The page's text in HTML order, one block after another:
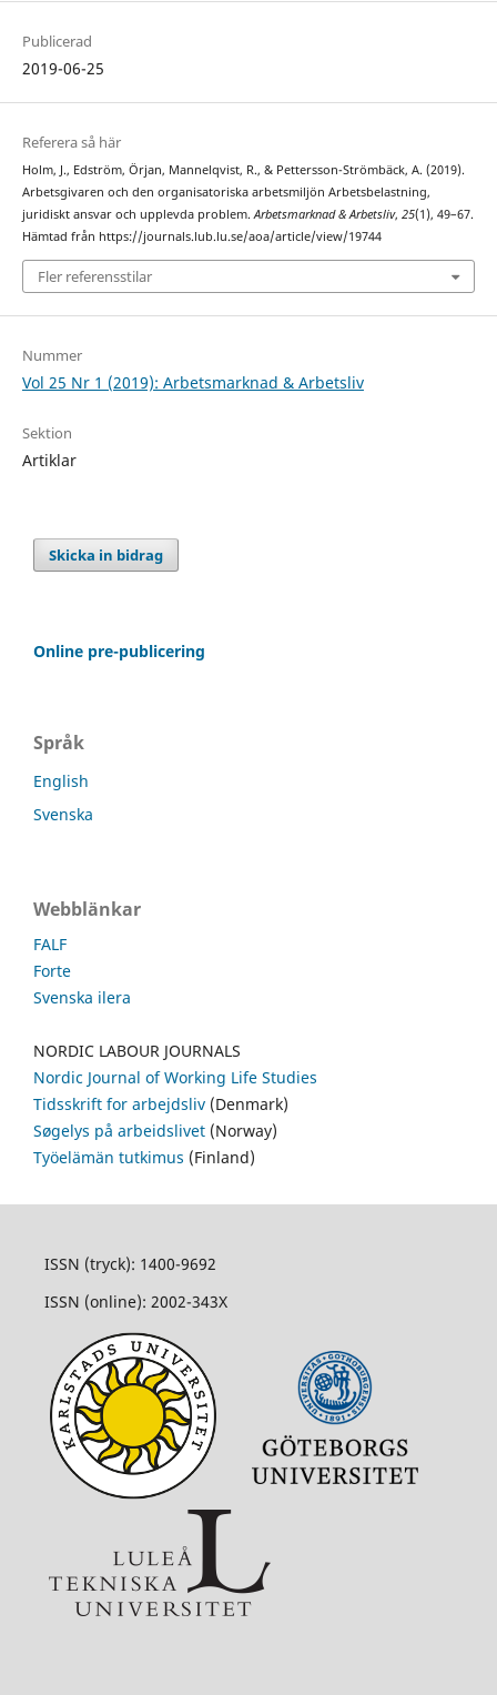
Publicerad
2019-06-25
Referera så här
Holm, J., Edström, Örjan, Mannelqvist, R., & Pettersson-Strömbäck, A. (2019).
Arbetsgivaren och den organisatoriska arbetsmiljön Arbetsbelastning,
juridiskt ansvar och upplevda problem.Arbetsmarknad & Arbetsliv, 25(1), 49–67.
Hämtad från https://journals.lub.lu.se/aoa/article/view/19744
Fler referensstilar
Nummer
Vol 25 Nr 1 (2019): Arbetsmarknad & Arbetsliv
Sektion
Artiklar
Skicka in bidrag
Online pre-publicering
Språk
English
Svenska
Webblänkar
FALF
Forte
Svenska ilera
NORDIC LABOUR JOURNALS
Nordic Journal of Working Life Studies
Tidsskrift for arbejdsliv (Denmark)
Søgelys på arbeidslivet (Norway)
Työelämän tutkimus (Finland)
ISSN (tryck): 1400-9692
ISSN (online): 2002-343X